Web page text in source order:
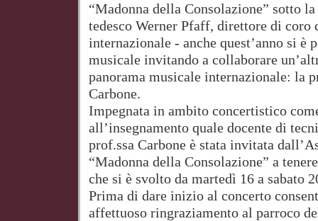
“Madonna della Consolazione” sotto
tedesco Werner Pfaff, direttore di coro
internazionale - anche quest’anno si è
musicale invitando a collaborare
panorama musicale internazionale: la
Carbone.
Impegnata in ambito concertistico
all’insegnamento quale docente di
prof.ssa Carbone è stata invitata
“Madonna della Consolazione” a
che si è svolto da martedì 16 a sabato
Prima di dare inizio al concerto
affettuoso ringraziamento al parroco